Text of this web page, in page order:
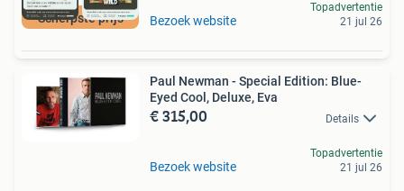
Scherpste prijs Bezoek website
Topadvertentie
21 jul 26
Paul Newman - Special Edition: Blue-
Eyed Cool, Deluxe, Eva
€ 315,00 Details
Bezoek website
Topadvertentie
21 jul 26